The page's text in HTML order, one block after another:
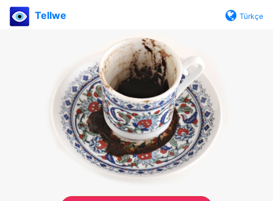
Tellwe Türkçe